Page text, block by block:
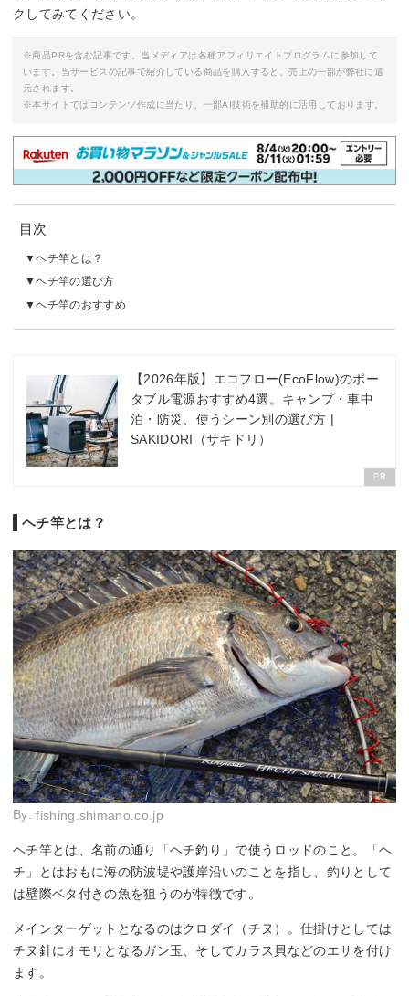
クしてみてください。
※商品PRを含む記事です。当メディアは各種アフィリエイトプログラムに参加して
います。当サービスの記事で紹介している商品を購入すると、売上の一部が弊社に還
元されます。
※本サイトではコンテンツ作成に当たり、一部AI技術を補助的に活用しております。
目次
ヘチ竿とは？
ヘチ竿の選び方
ヘチ竿のおすすめ
【2026年版】エコフロー(EcoFlow)のポー
タブル電源おすすめ4選。キャンプ・車中
泊・防災、使うシーン別の選び方 |
SAKIDORI（サキドリ）
PR
ヘチ竿とは？
By:fishing.shimano.co.jp
ヘチ竿とは、名前の通り「ヘチ釣り」で使うロッドのこと。「ヘ
チ」とはおもに海の防波堤や護岸沿いのことを指し、釣りとして
は壁際ベタ付きの魚を狙うのが特徴です。
メインターゲットとなるのはクロダイ（チヌ）。仕掛けとしては
チヌ針にオモリとなるガン玉、そしてカラス貝などのエサを付け
ます。